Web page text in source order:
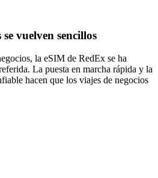
vuelven sencillos
la eSIM de RedEx se ha
La puesta en marcha rápida y la
hacen que los viajes de negocios